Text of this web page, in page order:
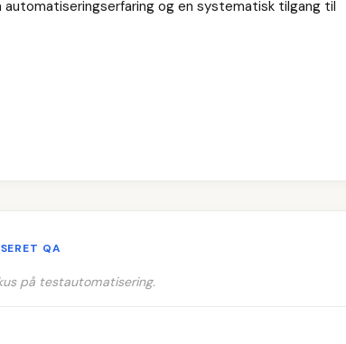
og en systematisk tilgang til
QA
på testautomatisering.